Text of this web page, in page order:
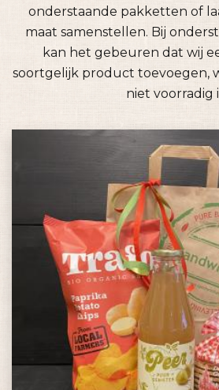
onderstaande pakketten of
maat samenstellen. Bij
kan het gebeuren dat wij
soortgelijk product toevoegen,
niet voorradig